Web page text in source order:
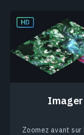
Zoomez avant sur